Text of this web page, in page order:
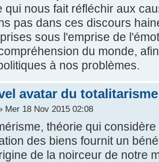
qui nous fait réfléchir aux
pas dans ces discours
sous l'emprise de
du monde,
à nos problèmes.
avatar du totalitarisme
Mer 18 Nov 2015 02:08
théorie qui
des biens fournit un
de la noirceur de notre